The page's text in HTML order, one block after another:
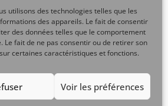
utilisons des technologies telles que les
des appareils. Le fait de consentir
des données telles que le comportement
Le fait de ne pas consentir ou de retirer son
certaines caractéristiques et fonctions.
Voir les préférences
Mon compte